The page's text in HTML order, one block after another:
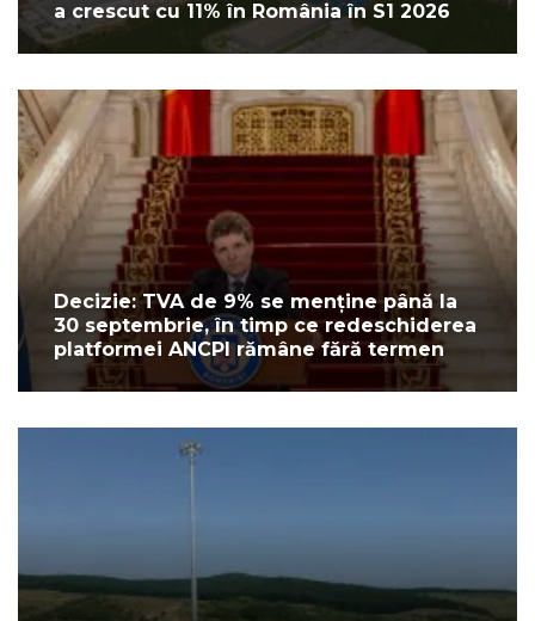
a crescut cu 11% în România în S1 2026
Decizie: TVA de 9% se menține până la
30 septembrie, în timp ce redeschiderea
platformei ANCPI rămâne fără termen